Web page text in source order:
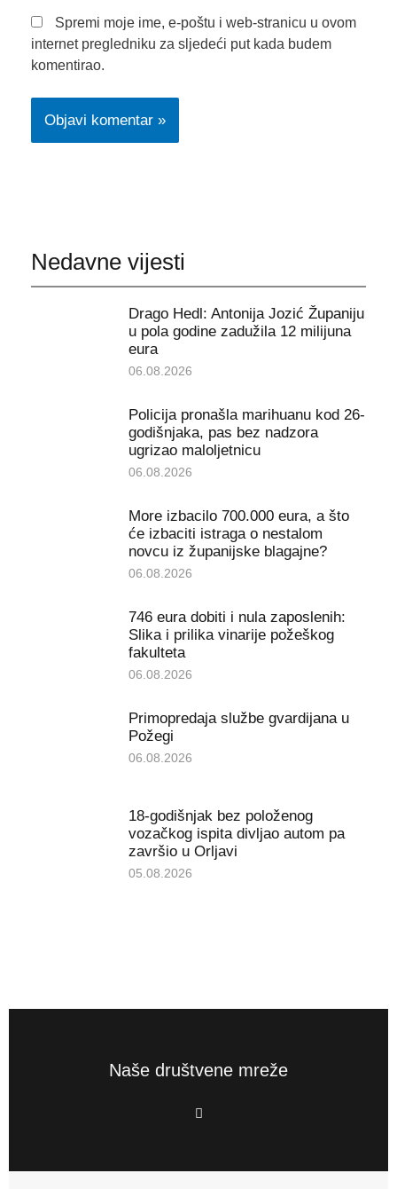
Spremi moje ime, e-poštu i web-stranicu u ovom
internet pregledniku za sljedeći put kada budem
komentirao.
Nedavne vijesti
Drago Hedl: Antonija Jozić Županiju
u pola godine zadužila 12 milijuna
eura
06.08.2026
Policija pronašla marihuanu kod 26-
godišnjaka, pas bez nadzora
ugrizao maloljetnicu
06.08.2026
More izbacilo 700.000 eura, a što
će izbaciti istraga o nestalom
novcu iz županijske blagajne?
06.08.2026
746 eura dobiti i nula zaposlenih:
Slika i prilika vinarije požeškog
fakulteta
06.08.2026
Primopredaja službe gvardijana u
Požegi
06.08.2026
18-godišnjak bez položenog
vozačkog ispita divljao autom pa
završio u Orljavi
05.08.2026
Naše društvene mreže
F
a
o